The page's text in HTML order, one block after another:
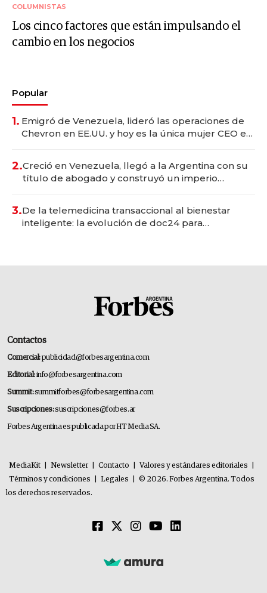
COLUMNISTAS
Los cinco factores que están impulsando el
cambio en los negocios
Popular
1. Emigró de Venezuela, lideró las operaciones de
Chevron en EE.UU. y hoy es la única mujer CEO en
2.Creció en Venezuela, llegó a la Argentina con su
título de abogado y construyó un imperio
3.De la telemedicina transaccional al bienestar
inteligente: la evolución de doc24 para
Contactos
Comercial:publicidad@forbesargentina.com
Editorial:info@forbesargentina.com
Summit:summitforbes@forbesargentina.com
Suscripciones:suscripciones@forbes.ar
Forbes Argentina es publicada por HT Media SA.
MediaKit Newsletter Contacto Valores y estándares editoriales
Términos y condiciones
Legales
© 2026. Forbes Argentina. Todos
los derechos reservados.